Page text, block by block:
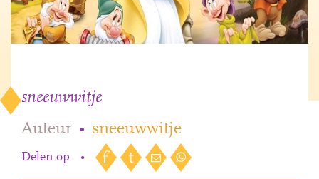
sneeuwwitje
Auteur • sneeuwwitje
Delen op •